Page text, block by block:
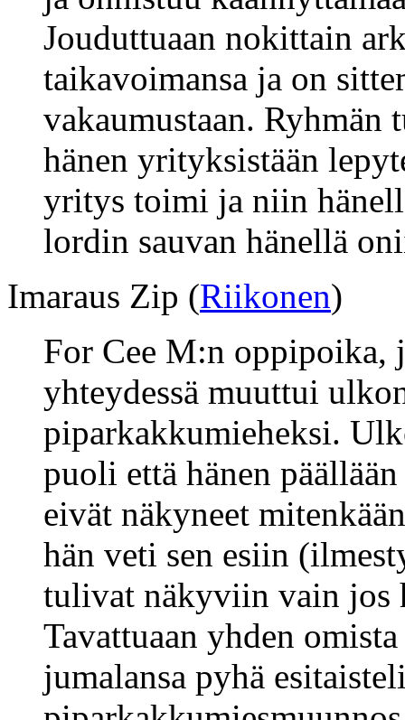
Jouduttuaan nokittain
taikavoimansa ja on
vakaumustaan.
hänen yrityksistään
yritys toimi ja niin
lordin sauvan hänellä
Imaraus Zip (Riikonen)
For Cee M:n
yhteydessä muuttui
piparkakkumieheksi.
puoli että hänen
eivät näkyneet
hän veti sen esiin
tulivat näkyviin vain jos
Tavattuaan yhden
jumalansa pyhä